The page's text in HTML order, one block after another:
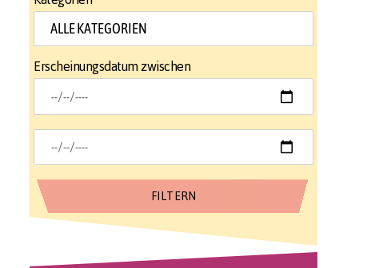
Erscheinungsdatum zwischen